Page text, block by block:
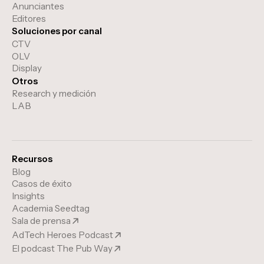
Anunciantes
Editores
Soluciones por canal
CTV
OLV
Display
Otros
Research y medición
LAB
Recursos
Blog
Casos de éxito
Insights
Academia Seedtag
Sala de prensa
AdTech Heroes Podcast
El podcast The Pub Way